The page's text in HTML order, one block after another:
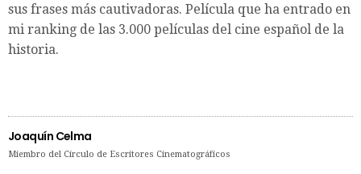
sus frases más cautivadoras. Película que ha entrado en
mi ranking de las 3.000 películas del cine español de la
historia.
Joaquín Celma
Miembro del Círculo de Escritores Cinematográficos